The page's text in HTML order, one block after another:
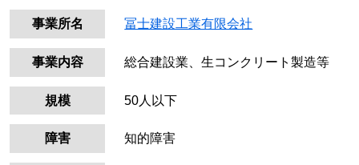
事業所名 冨士建設工業有限会社
事業内容 総合建設業、生コンクリート製造等
規模 50人以下
障害 知的障害